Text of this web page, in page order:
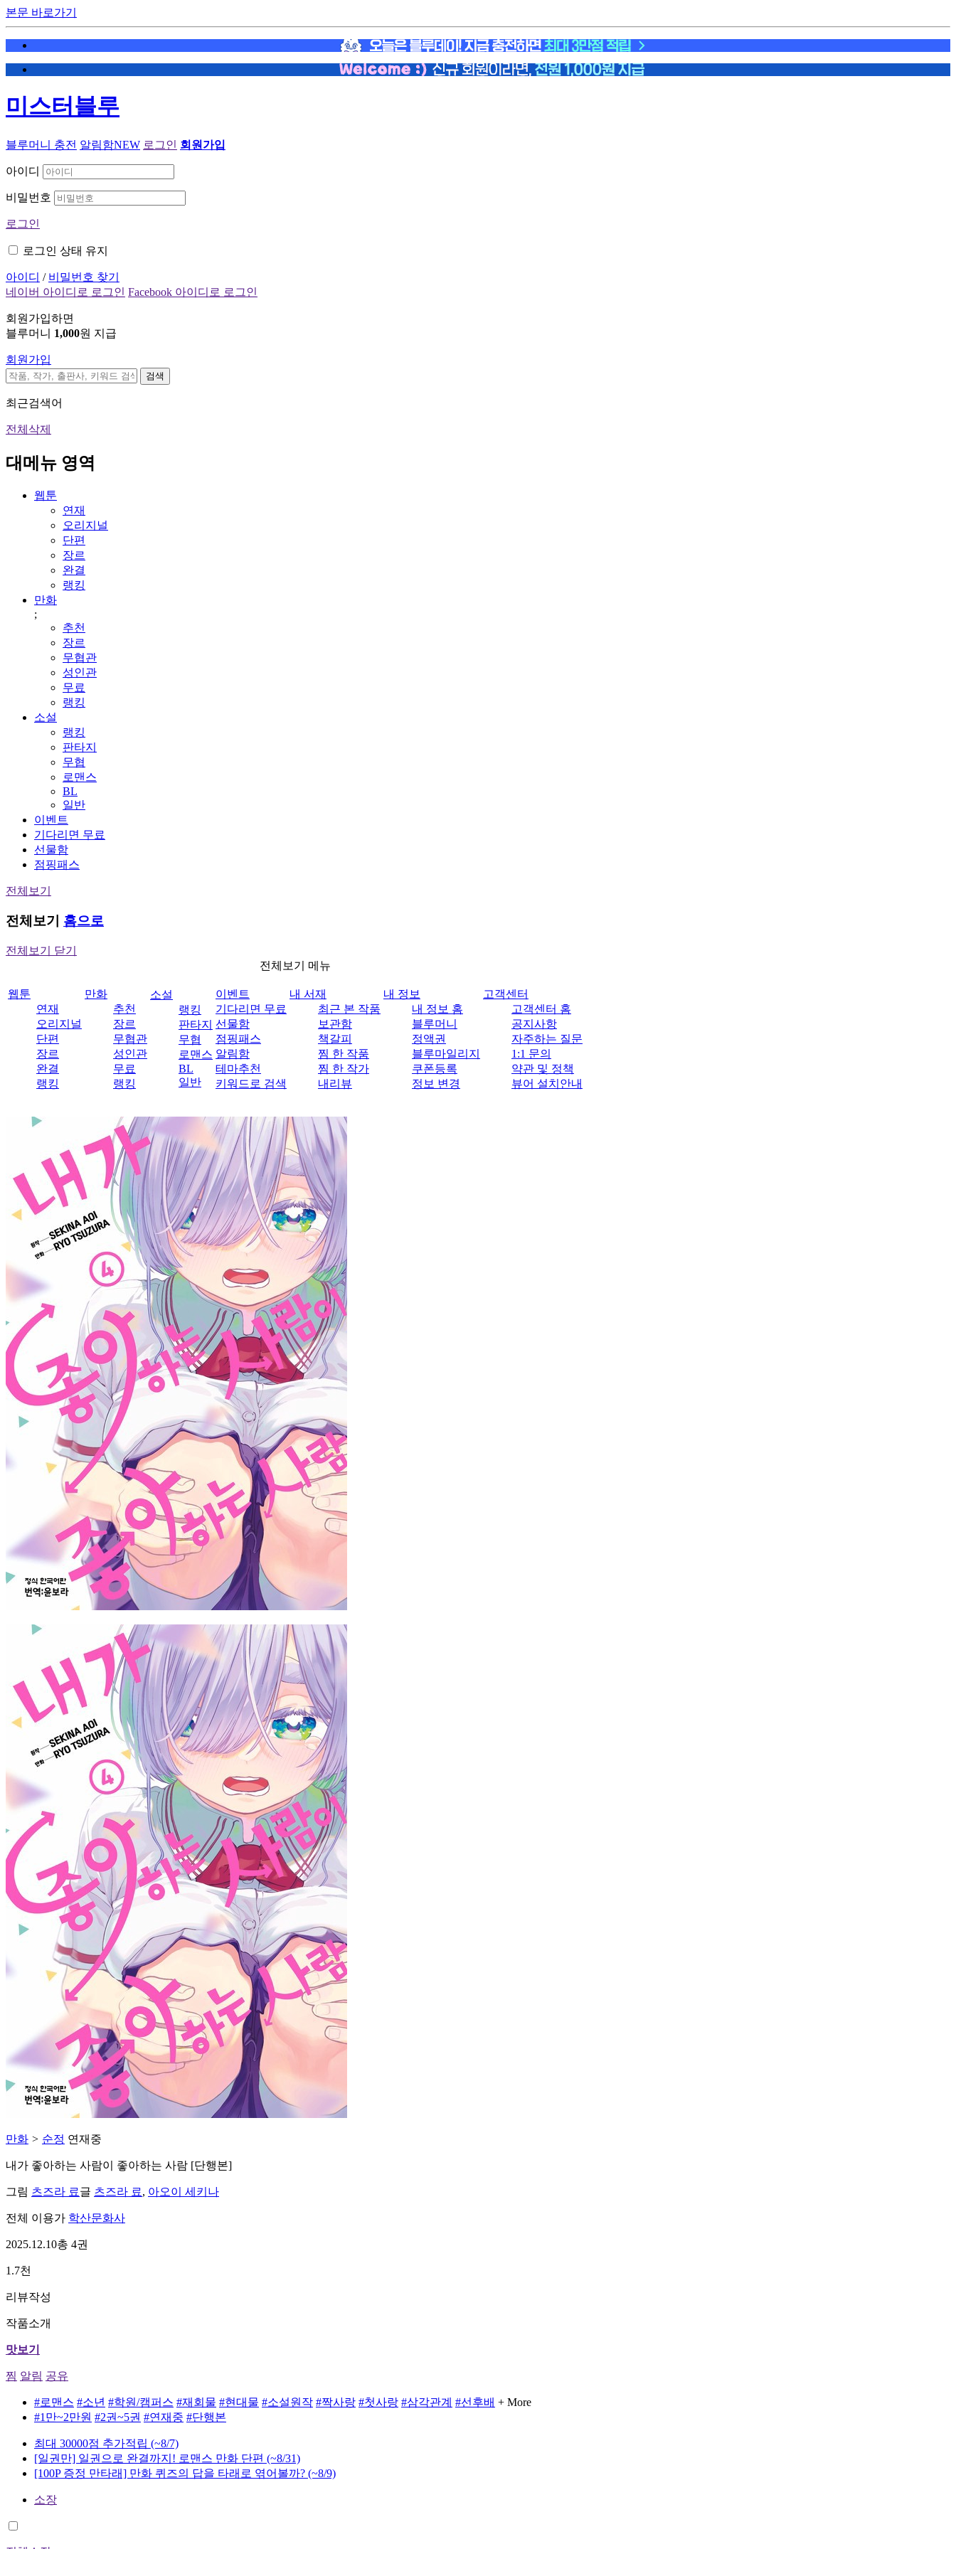
본문 바로가기
미스터블루
블루머니 충전 알림함NEW 로그인 회원가입
아이디
비밀번호
로그인
로그인 상태 유지
아이디 / 비밀번호 찾기
네이버 아이디로 로그인 Facebook 아이디로 로그인
회원가입하면
블루머니 1,000원 지급
회원가입
검색
최근검색어
전체삭제
대메뉴 영역
웹툰
연재
오리지널
단편
장르
완결
랭킹
만화
;
추천
장르
무협관
성인관
무료
랭킹
소설
랭킹
판타지
무협
로맨스
BL
일반
이벤트
기다리면 무료
선물함
점핑패스
전체보기
전체보기 홈으로
전체보기 닫기
전체보기 메뉴
웹툰
연재
오리지널
단편
장르
완결
랭킹
만화
추천
장르
무협관
성인관
무료
랭킹
소설
랭킹
판타지
무협
로맨스
BL
일반
이벤트
기다리면 무료
선물함
점핑패스
알림함
테마추천
키워드로 검색
내 서재
최근 본 작품
보관함
책갈피
찜 한 작품
찜 한 작가
내리뷰
내 정보
내 정보 홈
블루머니
정액권
블루마일리지
쿠폰등록
정보 변경
고객센터
고객센터 홈
공지사항
자주하는 질문
1:1 문의
약관 및 정책
뷰어 설치안내
만화 > 순정 연재중
내가 좋아하는 사람이 좋아하는 사람 [단행본]
그림 츠즈라 료글 츠즈라 료, 아오이 세키나
전체 이용가 학산문화사
2025.12.10총 4권
1.7천
리뷰작성
작품소개
맛보기
찜 알림 공유
#로맨스 #소년 #학원/캠퍼스 #재회물 #현대물 #소설원작 #짝사랑 #첫사랑 #삼각관계 #선후배 + More
#1만~2만원 #2권~5권 #연재중 #단행본
최대 30000점 추가적립 (~8/7)
[일권만] 일권으로 완결까지! 로맨스 만화 단편 (~8/31)
[100P 증정 만타래] 만화 퀴즈의 답을 타래로 엮어볼까? (~8/9)
소장